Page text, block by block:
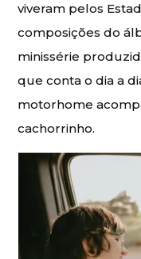
viveram pelos
composições do
minissérie
que conta o dia a
motorhome
cachorrinho.